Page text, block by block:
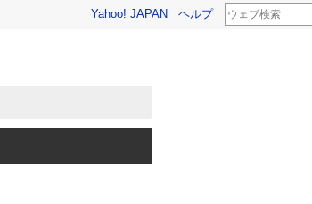
Yahoo! JAPAN ヘルプ